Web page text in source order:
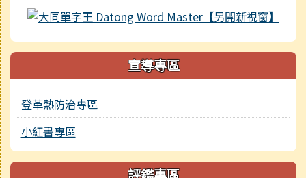
宣導專區
登革熱防治專區
小紅書專區